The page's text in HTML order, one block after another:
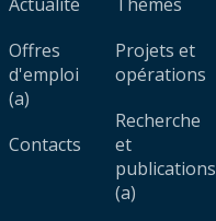
Offres
d'emploi
(a)
Contacts
Projets et
opérations
Recherche
et
publications
(a)